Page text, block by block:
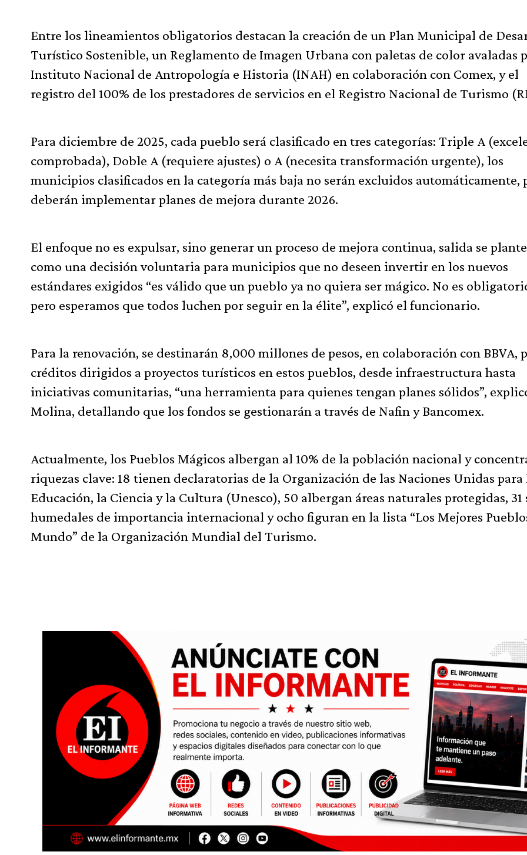
Entre los lineamientos obligatorios destacan la creación de un Plan Municipal de
Turístico Sostenible, un Reglamento de Imagen Urbana con paletas de color avaladas
Instituto Nacional de Antropología e Historia (INAH) en colaboración con Comex, y el
registro del 100% de los prestadores de servicios en el Registro Nacional de Turismo
Para diciembre de 2025, cada pueblo será clasificado en tres categorías: Triple A
comprobada), Doble A (requiere ajustes) o A (necesita transformación urgente), los
municipios clasificados en la categoría más baja no serán excluidos automáticamente,
deberán implementar planes de mejora durante 2026.
El enfoque no es expulsar, sino generar un proceso de mejora continua, salida se
como una decisión voluntaria para municipios que no deseen invertir en los nuevos
estándares exigidos “es válido que un pueblo ya no quiera ser mágico. No es
pero esperamos que todos luchen por seguir en la élite”, explicó el funcionario.
Para la renovación, se destinarán 8,000 millones de pesos, en colaboración con BBVA,
créditos dirigidos a proyectos turísticos en estos pueblos, desde infraestructura hasta
iniciativas comunitarias, “una herramienta para quienes tengan planes sólidos”,
Molina, detallando que los fondos se gestionarán a través de Nafin y Bancomex.
Actualmente, los Pueblos Mágicos albergan al 10% de la población nacional y
riquezas clave: 18 tienen declaratorias de la Organización de las Naciones Unidas para
Educación, la Ciencia y la Cultura (Unesco), 50 albergan áreas naturales protegidas, 31
humedales de importancia internacional y ocho figuran en la lista “Los Mejores
Mundo” de la Organización Mundial del Turismo.